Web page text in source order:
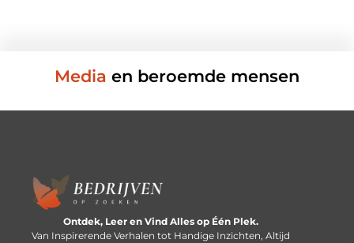
Media en beroemde mensen
Ontdek, Leer en Vind Alles op Één Plek.
Van Inspirerende Verhalen tot Handige Inzichten, Altijd